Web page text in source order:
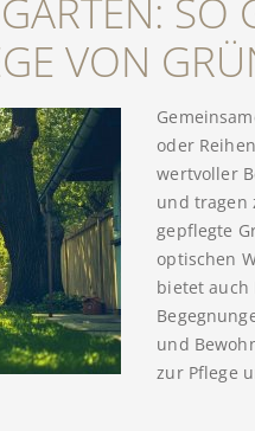
SO
VON
oder
wertvoller
und tragen
gepflegte
optischen
bietet auch
und
zur Pflege